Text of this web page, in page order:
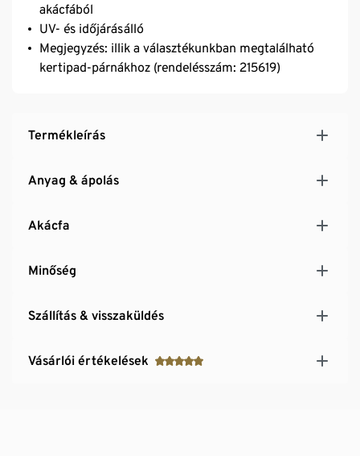
akácfából
UV- és időjárásálló
Megjegyzés: illik a választékunkban megtalálható
kertipad-párnákhoz (rendelésszám: 215619)
Termékleírás
Anyag & ápolás
Akácfa
Minőség
Szállítás & visszaküldés
Vásárlói értékelések